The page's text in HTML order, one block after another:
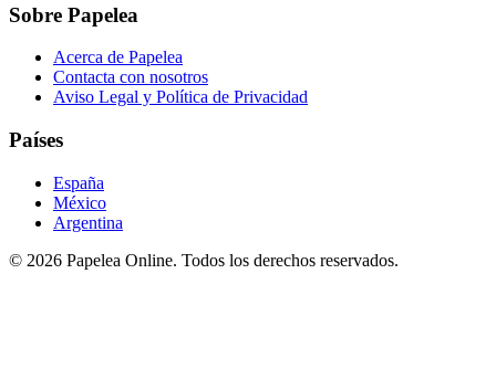
Sobre Papelea
Acerca de Papelea
Contacta con nosotros
Aviso Legal y Política de Privacidad
Países
España
México
Argentina
© 2026 Papelea Online. Todos los derechos reservados.